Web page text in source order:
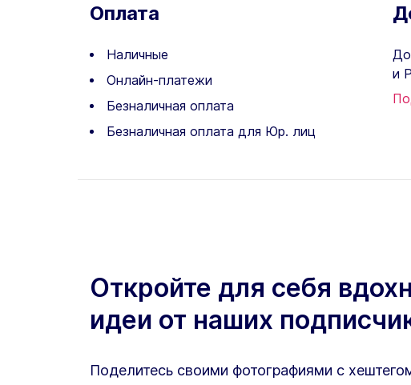
Оплата
Наличные
Онлайн-платежи
Безналичная оплата
Безналичная оплата для Юр. лиц
и
Откройте для себя
идеи от наших
Поделитесь своими фотографиями с